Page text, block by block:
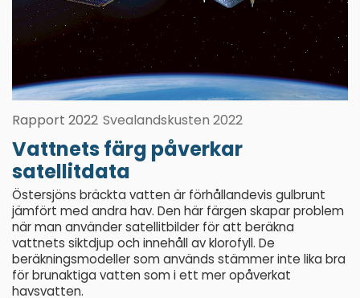
Rapport 2022 Svealandskusten 2022
Vattnets färg påverkar
satellitdata
Östersjöns bräckta vatten är förhållandevis gulbrunt
jämfört med andra hav. Den här färgen skapar problem
när man använder satellitbilder för att beräkna
vattnets siktdjup och innehåll av klorofyll. De
beräkningsmodeller som används stämmer inte lika bra
för brunaktiga vatten som i ett mer opåverkat
havsvatten.